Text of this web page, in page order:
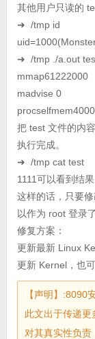
其他用户只读的
➜ /tmp id
➜ /tmp ./a.out
mmap61222000
madvise 0
把 test 文件的内
执行完成。
➜ /tmp cat test
1111可以看到结
这样的话，只要
以作为 root 登录了
修复方案：
更新最新 Linux
更新 Kernel，也
【声明】:8090
此文出于传递
对其真实性负